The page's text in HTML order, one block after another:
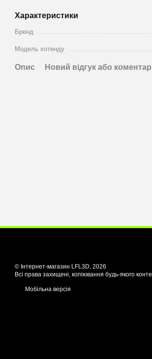
Характеристики
Бренд
Модель хотенду
Опис Новий відгук або коментар
© Інтернет-магазин LFL3D, 2026
Всі права захищені, копіювання будь-якого
Мобільна версія